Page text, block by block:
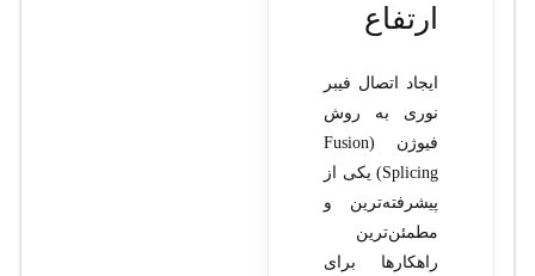
ارتفاع
ایجاد اتصال فیبر
نوری به روش
فیوژن (Fusion
Splicing) یکی از
پیشرفته‌ترین و
مطمئن‌ترین
راهکارها برای